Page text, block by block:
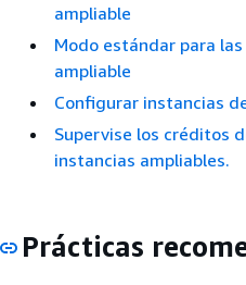
ampliable
Modo estándar para
ampliable
Configurar instancias
Supervise los créditos
instancias ampliables.
Prácticas